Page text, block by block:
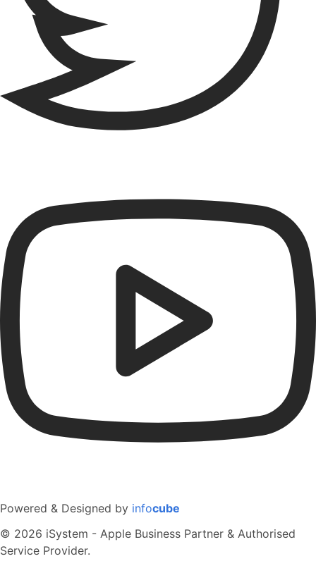
Powered & Designed by infocube
© 2026 iSystem - Apple Business Partner & Authorised
Service Provider.